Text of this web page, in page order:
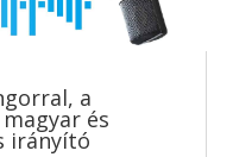
a
és
irányító